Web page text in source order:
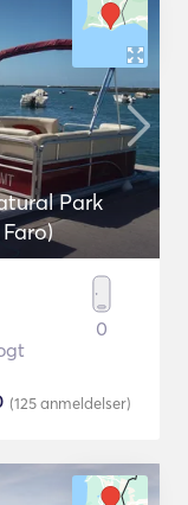
Park
0
(125anmeldelser)